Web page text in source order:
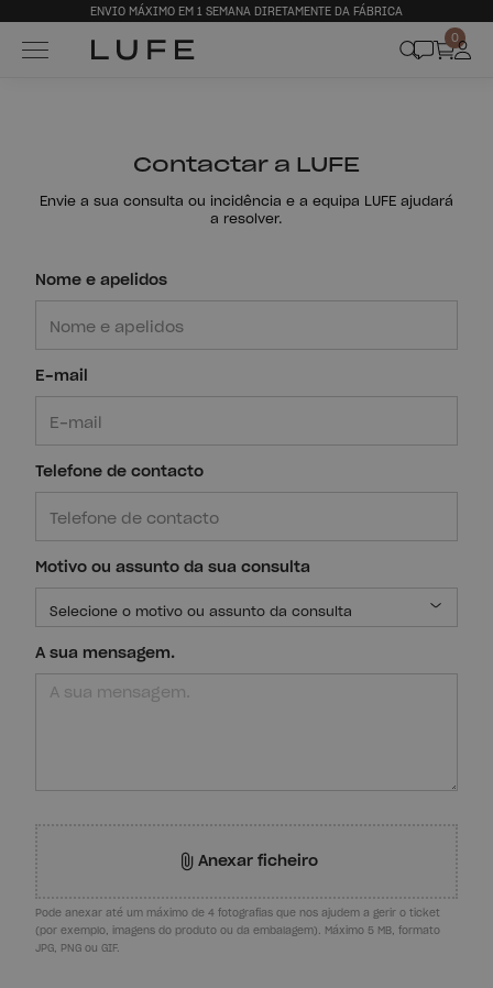
ENVIO MÁXIMO EM 1 SEMANA DIRETAMENTE DA FÁBRICA
0
Contactar a LUFE
Envie a sua consulta ou incidência e a equipa LUFE ajudará
a resolver.
Nome e apelidos
E-mail
Telefone de contacto
Motivo ou assunto da sua consulta
A sua mensagem.
Anexar ficheiro
Pode anexar até um máximo de 4 fotografias que nos ajudem a gerir o ticket
(por exemplo, imagens do produto ou da embalagem). Máximo 5 MB, formato
JPG, PNG ou GIF.